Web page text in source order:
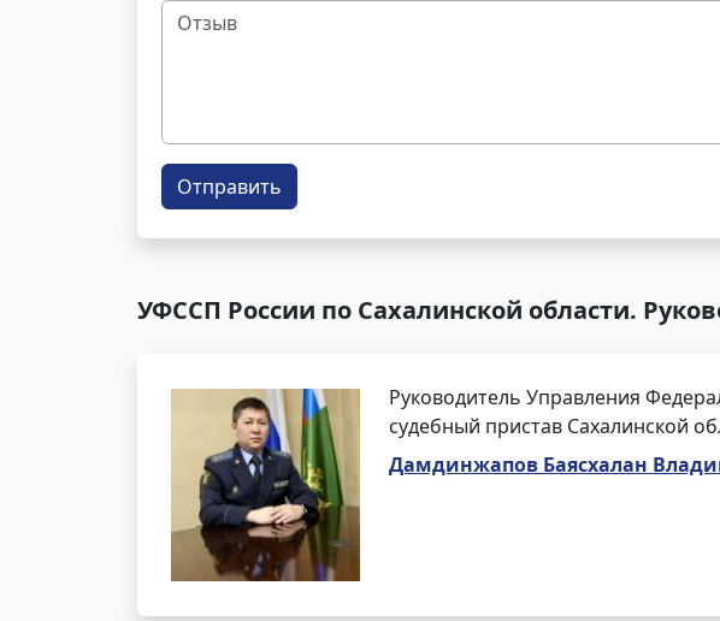
Отправить
УФССП России по Сахалинской области.
Руководитель Управления
судебный пристав Сахалинской
Дамдинжапов Баясхалан